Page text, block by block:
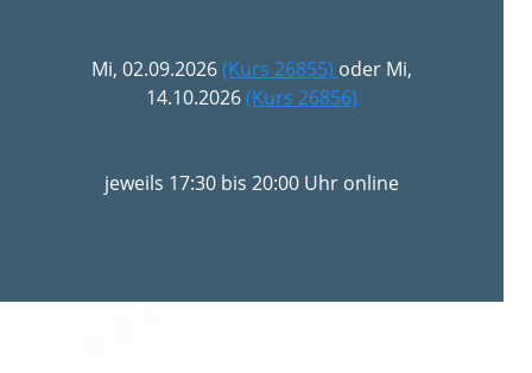
Mi, 02.09.2026(Kurs 26855) oder Mi,
14.10.2026(Kurs 26856)
jeweils 17:30 bis 20:00 Uhr online